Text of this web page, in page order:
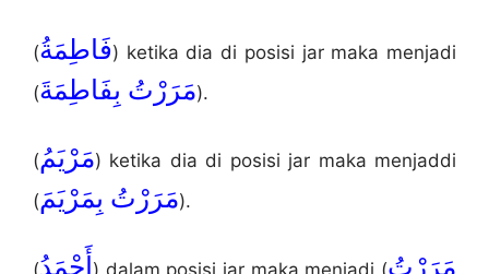
(فَاطِمَةُ) ketika dia di posisi jar maka menjadi
(مَرَرْتُ بِفَاطِمَةَ).
(مَرْيَمُ) ketika dia di posisi jar maka menjaddi
(مَرَرْتُ بِمَرْيَمَ).
(أَحْمَدُ ) dalam posisi jar maka menjadi (مَرَرْتُ